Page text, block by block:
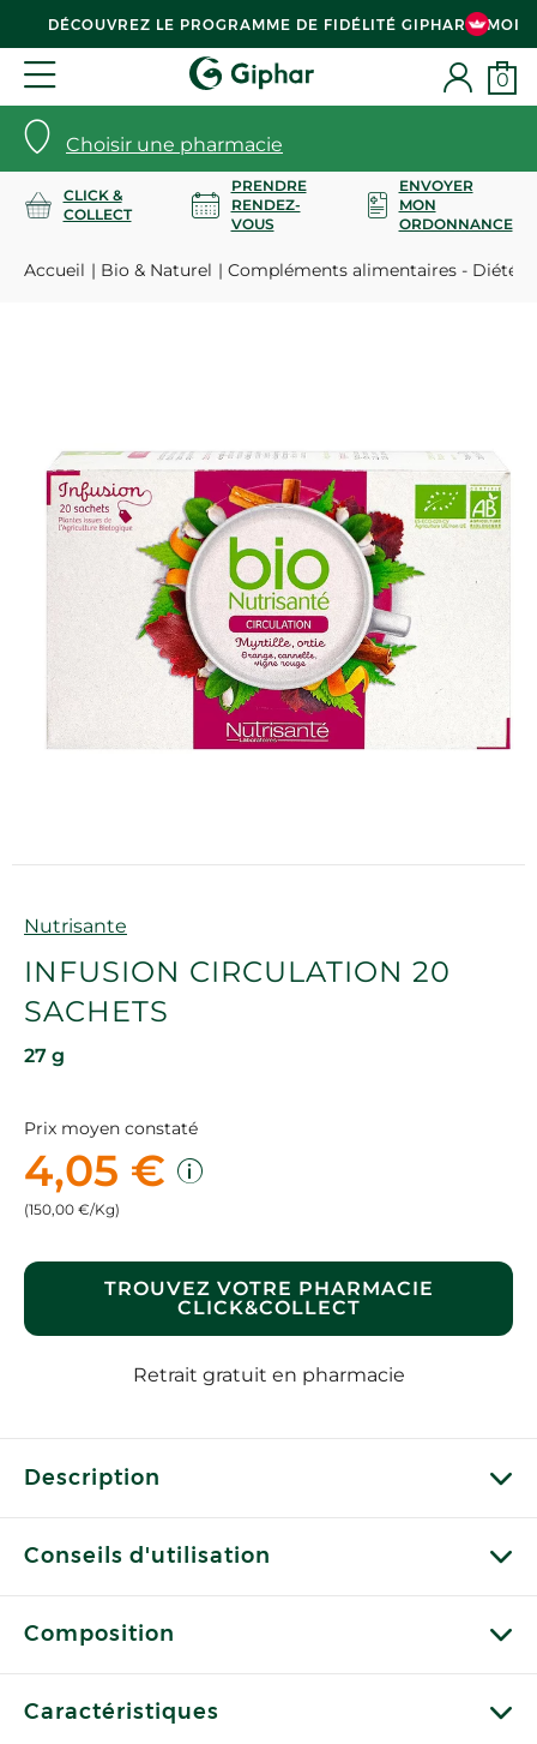
DÉCOUVREZ LE PROGRAMME DE FIDÉLITÉ GIPHAR & MOI
Choisir une pharmacie
0
CLICK &
COLLECT
PRENDRE
RENDEZ-
VOUS
ENVOYER
MON
ORDONNANCE
Accueil Bio & Naturel Compléments alimentaires -
Marque
Nutrisante
INFUSION CIRCULATION 20
SACHETS
27 g
Prix moyen constaté
4,05 €
(150,00 €/Kg)
TROUVEZ VOTRE PHARMACIE
CLICK&COLLECT
Retrait gratuit en pharmacie
Description
Conseils d'utilisation
Composition
Caractéristiques